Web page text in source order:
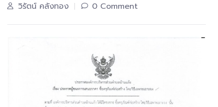
วิรัตน์ คลังทอง 0 Comment